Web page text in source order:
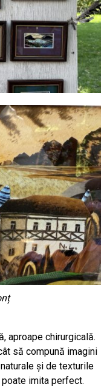
aproape chirurgicală.
să compună imagini
și de texturile
imita perfect.